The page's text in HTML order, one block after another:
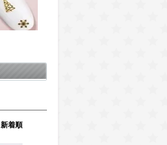
新着順